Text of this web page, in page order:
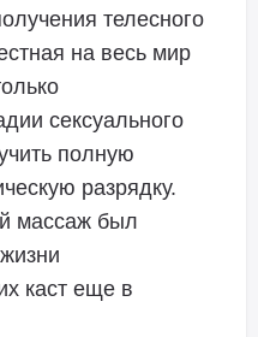
телесного
на весь мир
сексуального
полную
разрядку.
массаж был
каст еще в